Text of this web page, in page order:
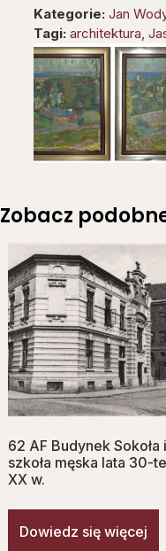
Kategorie: Jan
Tagi: architektura
Zobacz
62 AF Budynek Sokoła i
szkoła męska lata 30-
XX w.
Dowiedz się więcej